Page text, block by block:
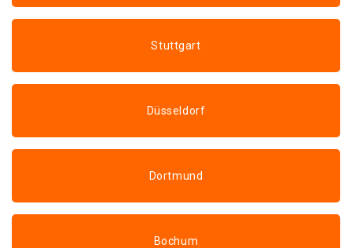
Stuttgart
Düsseldorf
Dortmund
Bochum